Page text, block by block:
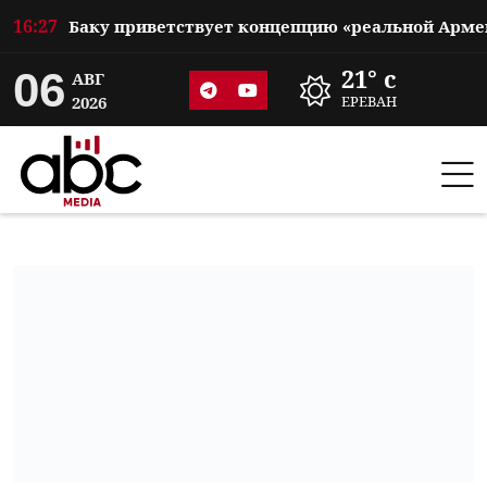
16:27
06 АВГ
2026
21° c
ЕРЕВАН